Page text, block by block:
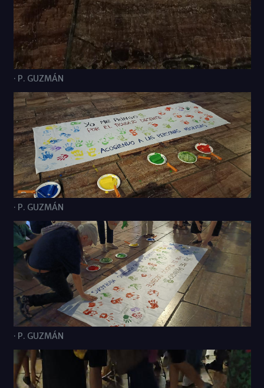
· P. GUZMÁN
· P. GUZMÁN
· P. GUZMÁN